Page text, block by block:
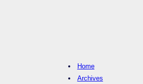
Home
Archives